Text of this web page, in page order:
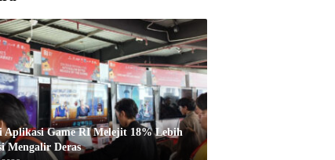
Aplikasi Game RI Melejit 18% Lebih
Mengalir Deras